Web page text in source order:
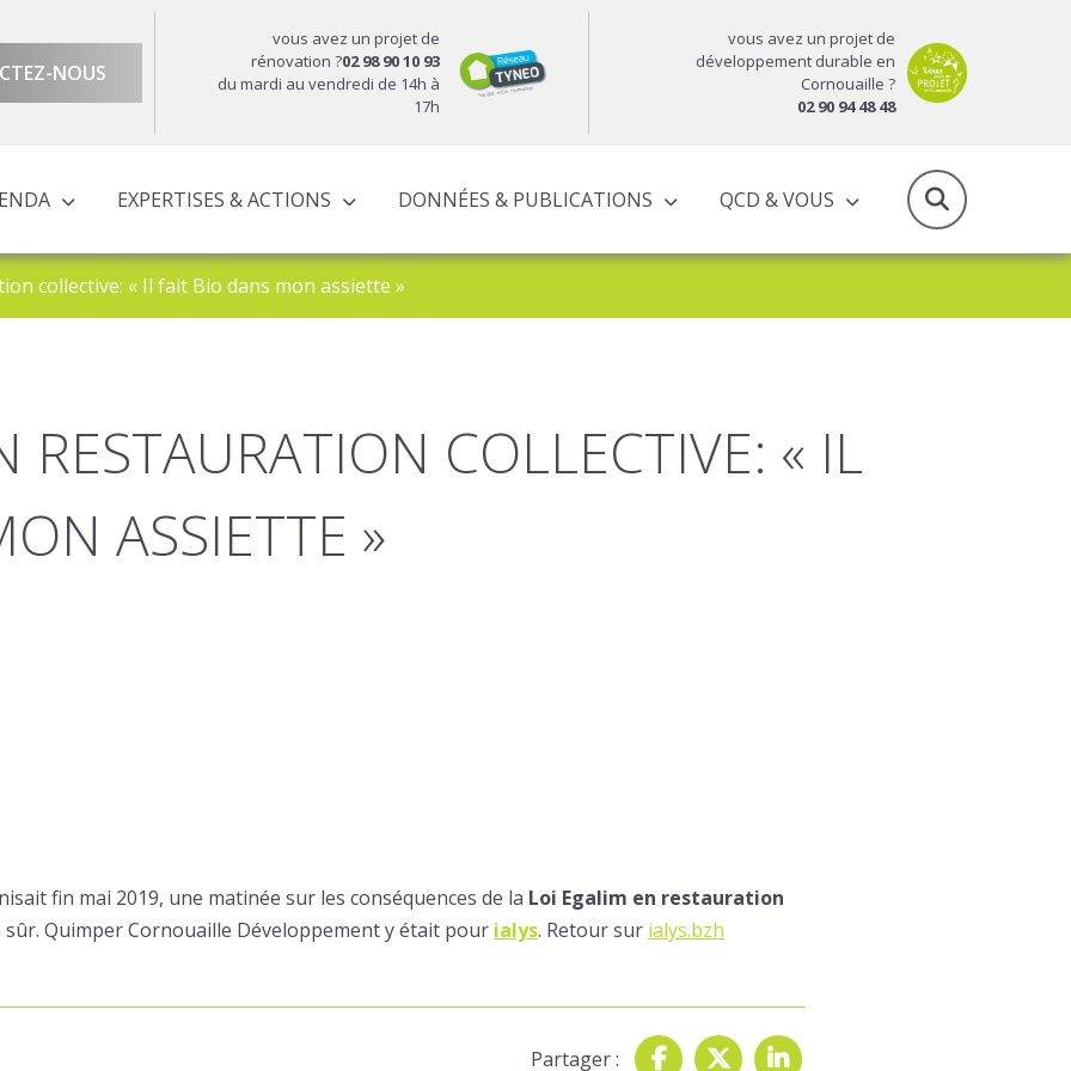
NOUS
vous avez un projet de
rénovation ?02 98 90 10 93
du mardi au vendredi de 14h à
17h
vous avez un projet de
développement durable en
Cornouaille ?
02 90 94 48 48
EXPERTISES & ACTIONS DONNÉES & PUBLICATIONS QCD & VOUS
collective: « Il fait Bio dans mon assiette »
RESTAURATION COLLECTIVE: « IL
ASSIETTE »
fin mai 2019, une matinée sur les conséquences de la Loi Egalim en restauration
Quimper Cornouaille Développement y était pour ialys. Retour sur ialys.bzh
Partager :